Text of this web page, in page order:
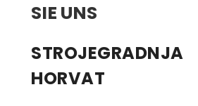
SIE UNS
STROJEGRADNJA
HORVAT